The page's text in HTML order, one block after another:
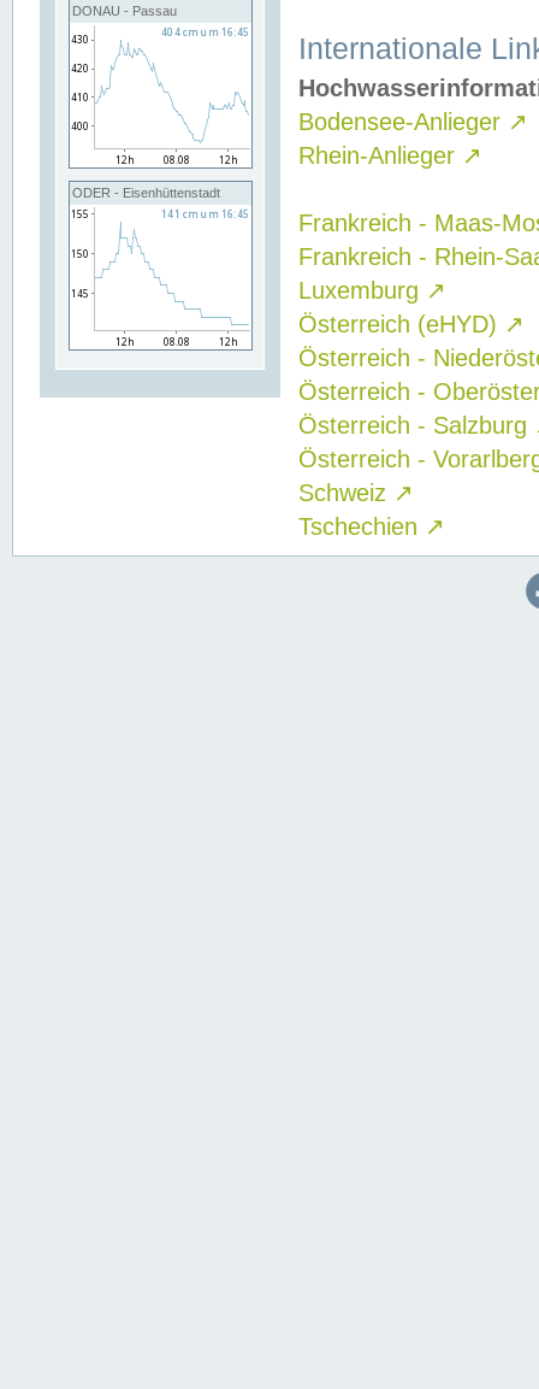
DONAU - Passau
ODER - Eisenhüttenstadt
Internationale
Bodensee-Anlieger ↗
Rhein-Anlieger ↗
Frankreich - Maas-
Frankreich - Rhein-
Luxemburg ↗
Österreich (eHYD) ↗
Österreich -
Österreich -
Österreich - Salzburg
Österreich -
Schweiz ↗
Tschechien ↗